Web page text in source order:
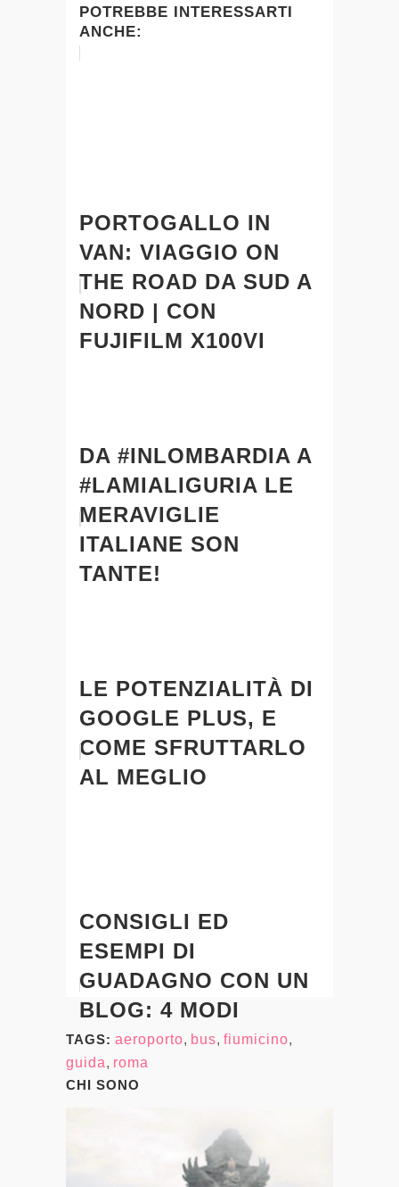
POTREBBE INTERESSARTI
ANCHE:
PORTOGALLO IN
VAN: VIAGGIO ON
THE ROAD DA SUD A
NORD | CON
FUJIFILM X100VI
DA #INLOMBARDIA A
#LAMIALIGURIA LE
MERAVIGLIE
ITALIANE SON
TANTE!
LE POTENZIALITÀ DI
GOOGLE PLUS, E
COME SFRUTTARLO
AL MEGLIO
CONSIGLI ED
ESEMPI DI
GUADAGNO CON UN
BLOG: 4 MODI
TAGS: aeroporto, bus, fiumicino,
guida, roma
CHI SONO